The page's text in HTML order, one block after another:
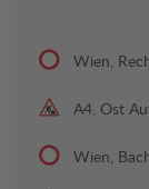
Wien,
A4, Ost
Wien,